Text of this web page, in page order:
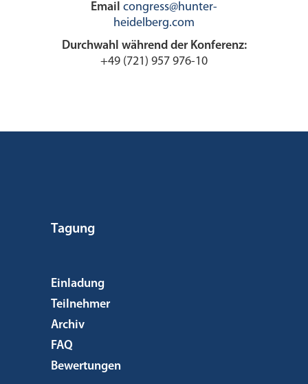
Email congress@hunter-
heidelberg.com
Durchwahl während der Konferenz:
+49 (721) 957 976-10
Tagung
Einladung
Teilnehmer
Archiv
FAQ
Bewertungen